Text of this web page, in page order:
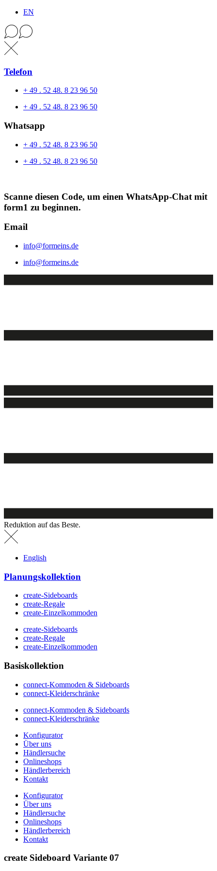
EN
Telefon
+ 49 . 52 48. 8 23 96 50
+ 49 . 52 48. 8 23 96 50
Whatsapp
+ 49 . 52 48. 8 23 96 50
+ 49 . 52 48. 8 23 96 50
Scanne diesen Code, um einen WhatsApp-Chat mit
form1 zu beginnen.
Email
info@formeins.de
info@formeins.de
Reduktion auf das Beste.
English
Planungskollektion
create-Sideboards
create-Regale
create-Einzelkommoden
create-Sideboards
create-Regale
create-Einzelkommoden
Basiskollektion
connect-Kommoden & Sideboards
connect-Kleiderschränke
connect-Kommoden & Sideboards
connect-Kleiderschränke
Konfigurator
Über uns
Händlersuche
Onlineshops
Händlerbereich
Kontakt
Konfigurator
Über uns
Händlersuche
Onlineshops
Händlerbereich
Kontakt
create Sideboard Variante 07